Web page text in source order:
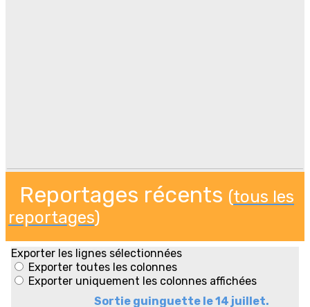
Reportages récents (tous les
reportages)